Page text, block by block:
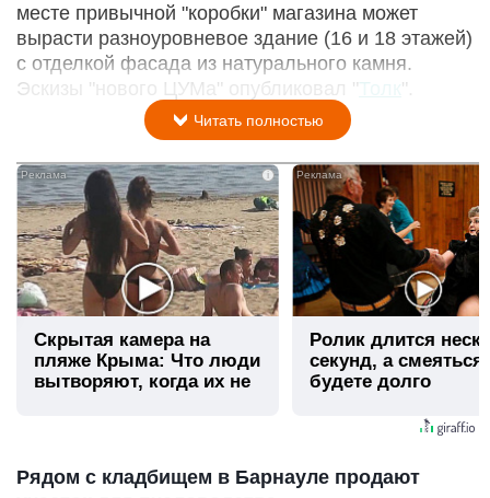
месте привычной "коробки" магазина может
вырасти разноуровневое здание (16 и 18 этажей)
с отделкой фасада из натурального камня.
Эскизы "нового ЦУМа" опубликовал "Толк ".
Читать полностью
i
Скрытая камера на
пляже Крыма: Что люди
вытворяют, когда их не
Ролик длится
секунд, а
будете долго
Рядом с кладбищем в Барнауле продают